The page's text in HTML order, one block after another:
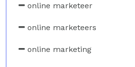
online marketeer
online marketeers
online marketing